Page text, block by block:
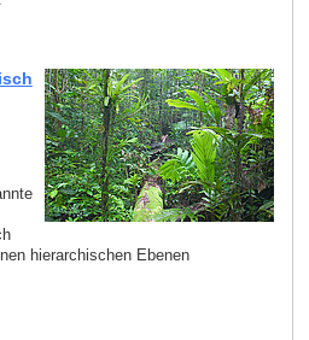
hierarchischen Ebenen